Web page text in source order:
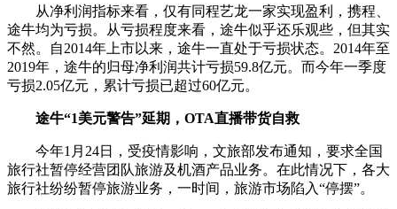
从净利润指标来看，仅有同程艺龙一家实现盈利，携程、
途牛均为亏损。从亏损程度来看，途牛似乎还乐观些，但其实
不然。自2014年上市以来，途牛一直处于亏损状态。2014年至
2019年，途牛的归母净利润共计亏损59.8亿元。而今年一季度
亏损2.05亿元，累计亏损已超过60亿元。
途牛“1美元警告”延期，OTA直播带货自救
今年1月24日，受疫情影响，文旅部发布通知，要求全国
旅行社暂停经营团队旅游及机酒产品业务。在此情况下，各大
旅行社纷纷暂停旅游业务，一时间，旅游市场陷入“停摆”。